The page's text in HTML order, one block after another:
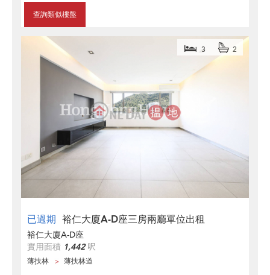
查詢類似樓盤
已過期 裕仁大廈A-D座三房兩廳單位出租
3 2
裕仁大廈A-D座
實用面積 1,442呎
薄扶林 薄扶林道